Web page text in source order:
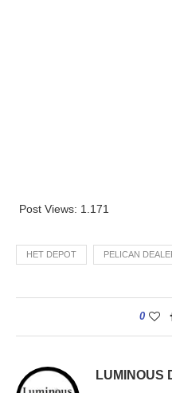
Post Views: 1.171
HET DEPOT PELICAN
0
LUMINOUS